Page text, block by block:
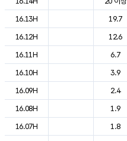
16.13H
19.7
16.12H
12.6
16.11H
6.7
16.10H
3.9
16.09H
2.4
16.08H
1.9
16.07H
1.8